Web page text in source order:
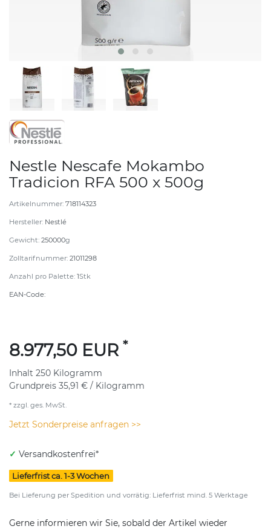
Nestle Nescafe Mokambo
Tradicion RFA 500 x 500g
Artikelnummer: 718114323
Hersteller: Nestlé
Gewicht: 250000g
Zolltarifnummer: 21011298
Anzahl pro Palette: 1Stk
EAN-Code:
8.977,50 EUR *
Inhalt 250 Kilogramm
Grundpreis 35,91 € / Kilogramm
* zzgl. ges. MwSt.
Jetzt Sonderpreise anfragen >>
✓ Versandkostenfrei*
Lieferfrist ca. 1-3 Wochen
Bei Lieferung per Spedition und vorrätig: Lieferfrist mind. 5 Werktage
Gerne informieren wir Sie, sobald der Artikel wieder